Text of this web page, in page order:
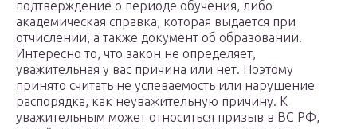
подтверждение о периоде обучения, либо
академическая справка, которая выдается при
отчислении, а также документ об образовании.
Интересно то, что закон не определяет,
уважительная у вас причина или нет. Поэтому
принято считать не успеваемость или нарушение
распорядка, как неуважительную причину. К
уважительным может относиться призыв в ВС РФ,